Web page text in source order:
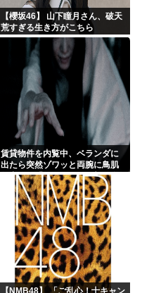
【櫻坂46】 山下瞳月さん、破天
荒すぎる生き方がこちら
賃貸物件を内覧中、ベランダに
出たら突然ゾワッと両腕に鳥肌
が出た。「やっぱりこの部屋嫌
だ」と思った瞬間、体が前にド
ンッと突き飛ばされて…
【NMB48】 「ご乱心！士キャン